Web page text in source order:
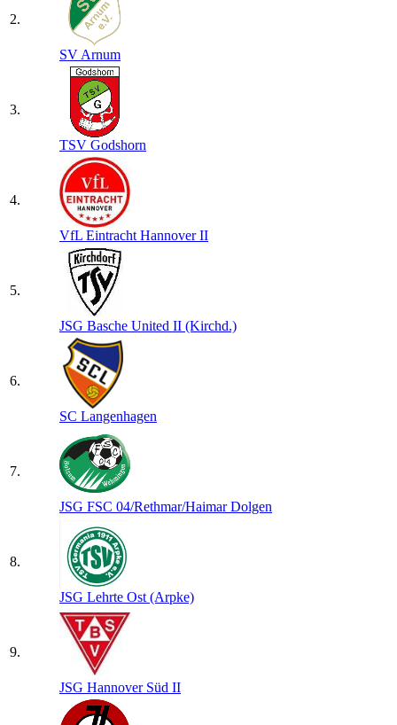
2.
SV Arnum
3.
TSV Godshorn
4.
VfL Eintracht Hannover II
5.
JSG Basche United II (Kirchd.)
6.
SC Langenhagen
7.
JSG FSC 04/​Rethmar/​Haimar Dolgen
8.
JSG Lehrte Ost (Arpke)
9.
JSG Hannover Süd II